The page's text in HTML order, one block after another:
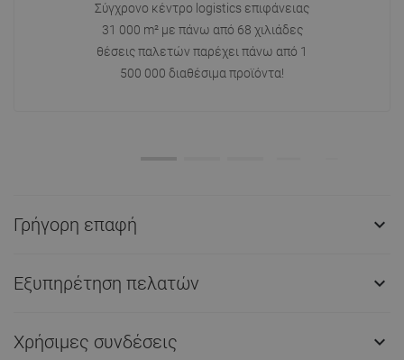
Σύγχρονο κέντρο logistics επιφάνειας
31 000 m² με πάνω από 68 χιλιάδες
θέσεις παλετών παρέχει πάνω από 1
500 000 διαθέσιμα προϊόντα!
Γρήγορη επαφή 
Εξυπηρέτηση πελατών 
Χρήσιμες συνδέσεις 